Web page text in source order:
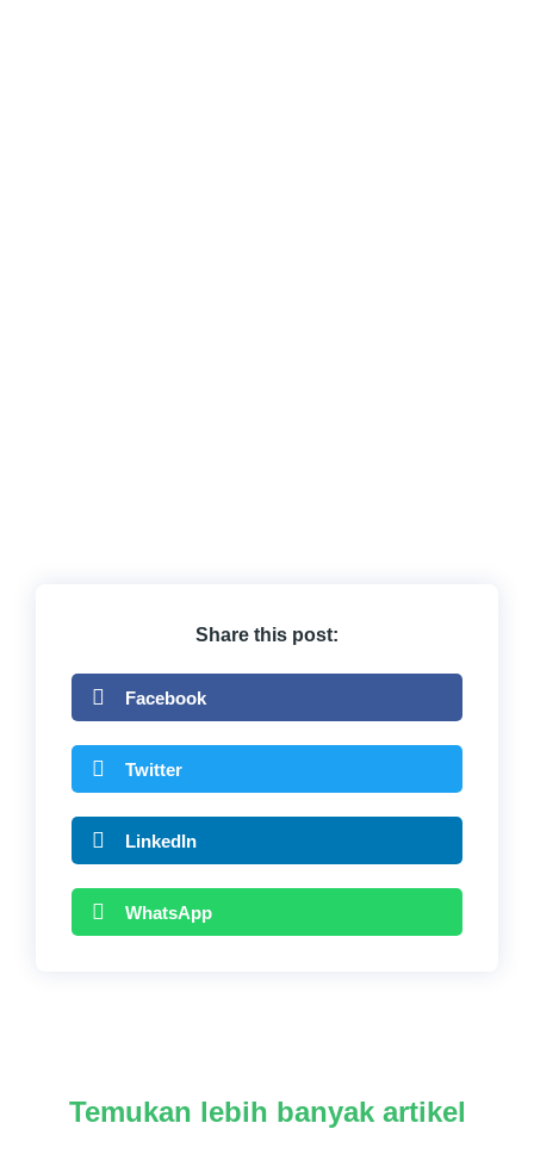
Share this post:
Facebook
Twitter
LinkedIn
WhatsApp
Temukan lebih banyak artikel